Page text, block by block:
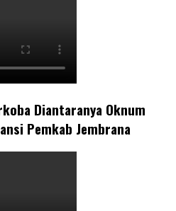
Diantaranya Oknum
Pemkab Jembrana